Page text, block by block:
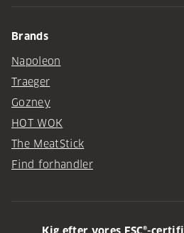
Brands
Napoleon
Traeger
Gozney
HOT WOK
The MeatStick
Find forhandler